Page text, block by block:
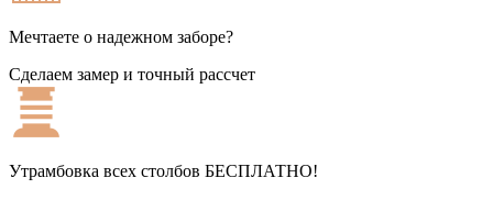
Мечтаете о надежном заборе?
Сделаем замер и точный рассчет
Утрамбовка всех столбов БЕСПЛАТНО!